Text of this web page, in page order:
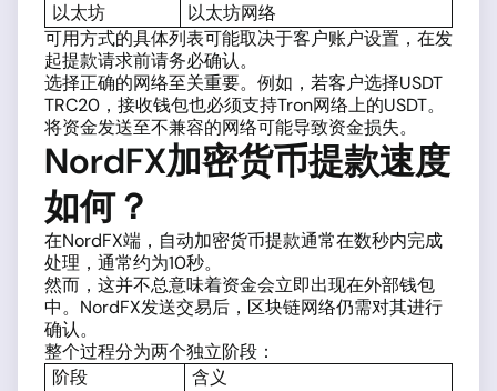
以太坊
以太坊网络
可用方式的具体列表可能取决于客户账户设置，在发
起提款请求前请务必确认。
选择正确的网络至关重要。例如，若客户选择USDT
TRC20，接收钱包也必须支持Tron网络上的USDT。
将资金发送至不兼容的网络可能导致资金损失。
NordFX加密货币提款速度
如何？
在NordFX端，自动加密货币提款通常在数秒内完成
处理，通常约为10秒。
然而，这并不总意味着资金会立即出现在外部钱包
中。NordFX发送交易后，区块链网络仍需对其进行
确认。
整个过程分为两个独立阶段：
阶段
含义